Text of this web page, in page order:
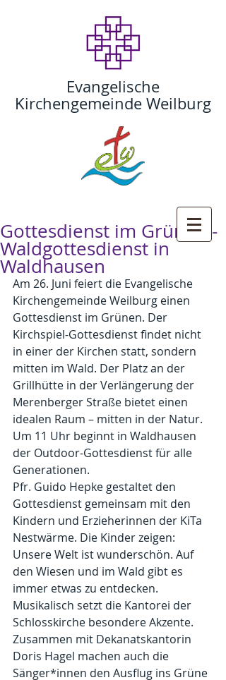
Evangelische
Kirchengemeinde Weilburg
Gottesdienst im Grünen -
Waldgottesdienst in
Waldhausen
Am 26. Juni feiert die Evangelische
Kirchengemeinde Weilburg einen
Gottesdienst im Grünen. Der
Kirchspiel-Gottesdienst findet nicht
in einer der Kirchen statt, sondern
mitten im Wald. Der Platz an der
Grillhütte in der Verlängerung der
Merenberger Straße bietet einen
idealen Raum – mitten in der Natur.
Um 11 Uhr beginnt in Waldhausen
der Outdoor-Gottesdienst für alle
Generationen.
Pfr. Guido Hepke gestaltet den
Gottesdienst gemeinsam mit den
Kindern und Erzieherinnen der KiTa
Nestwärme. Die Kinder zeigen:
Unsere Welt ist wunderschön. Auf
den Wiesen und im Wald gibt es
immer etwas zu entdecken.
Musikalisch setzt die Kantorei der
Schlosskirche besondere Akzente.
Zusammen mit Dekanatskantorin
Doris Hagel machen auch die
Sänger*innen den Ausflug ins Grüne